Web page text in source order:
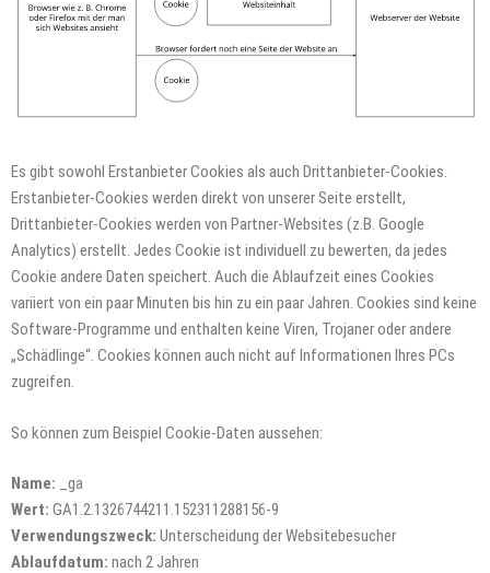
Es gibt sowohl Erstanbieter Cookies als auch Drittanbieter-Cookies.
Erstanbieter-Cookies werden direkt von unserer Seite erstellt,
Drittanbieter-Cookies werden von Partner-Websites (z.B. Google
Analytics) erstellt. Jedes Cookie ist individuell zu bewerten, da jedes
Cookie andere Daten speichert. Auch die Ablaufzeit eines Cookies
variiert von ein paar Minuten bis hin zu ein paar Jahren. Cookies sind keine
Software-Programme und enthalten keine Viren, Trojaner oder andere
„Schädlinge“. Cookies können auch nicht auf Informationen Ihres PCs
zugreifen.
So können zum Beispiel Cookie-Daten aussehen:
Name: _ga
Wert: GA1.2.1326744211.152311288156-9
Verwendungszweck: Unterscheidung der Websitebesucher
Ablaufdatum: nach 2 Jahren